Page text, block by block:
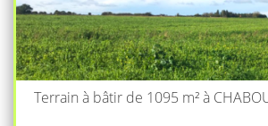
Terrain à bâtir de 1095 m² à